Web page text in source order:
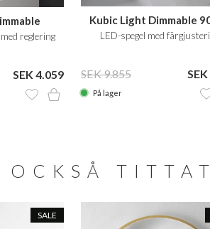
reglering
SEK 4.059
Kubic Light Dimmable
LED-spegel med
SEK 9.855
På lager
OCKSÅ
SALE